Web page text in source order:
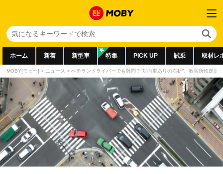
ホーム 新着 新型車 特集 PICK UP 試乗 取材レ
MOBY[モビー] > ニュース > ベテランドライバーでも難問？“対向車ありの右折”、教習所検定員